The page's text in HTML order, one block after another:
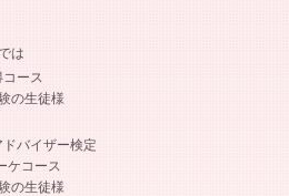
は
ース
の生徒様
バイザー検定
ケコース
の生徒様